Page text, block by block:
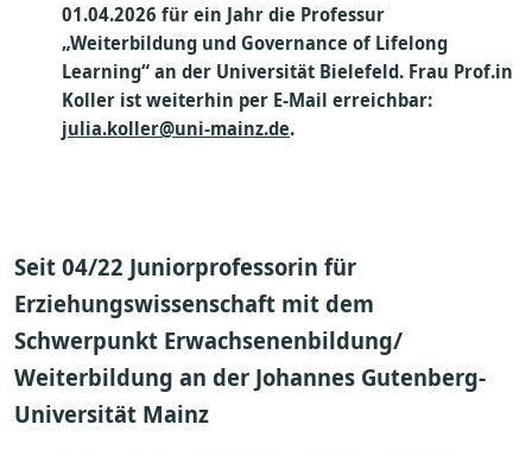
01.04.2026 für ein Jahr die Professur
„Weiterbildung und Governance of Lifelong
Learning“ an der Universität Bielefeld. Frau Prof.in
Koller ist weiterhin per E-Mail erreichbar:
julia.koller@uni-mainz.de.
Seit 04/22 Juniorprofessorin für
Erziehungswissenschaft mit dem
Schwerpunkt Erwachsenenbildung/
Weiterbildung an der Johannes Gutenberg-
Universität Mainz